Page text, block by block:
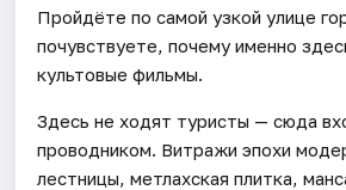
Пройдёте по самой узкой улице
почувствуете, почему именно
культовые фильмы.
Здесь не ходят туристы — сюда
проводником. Витражи эпохи
лестницы, метлахская плитка,